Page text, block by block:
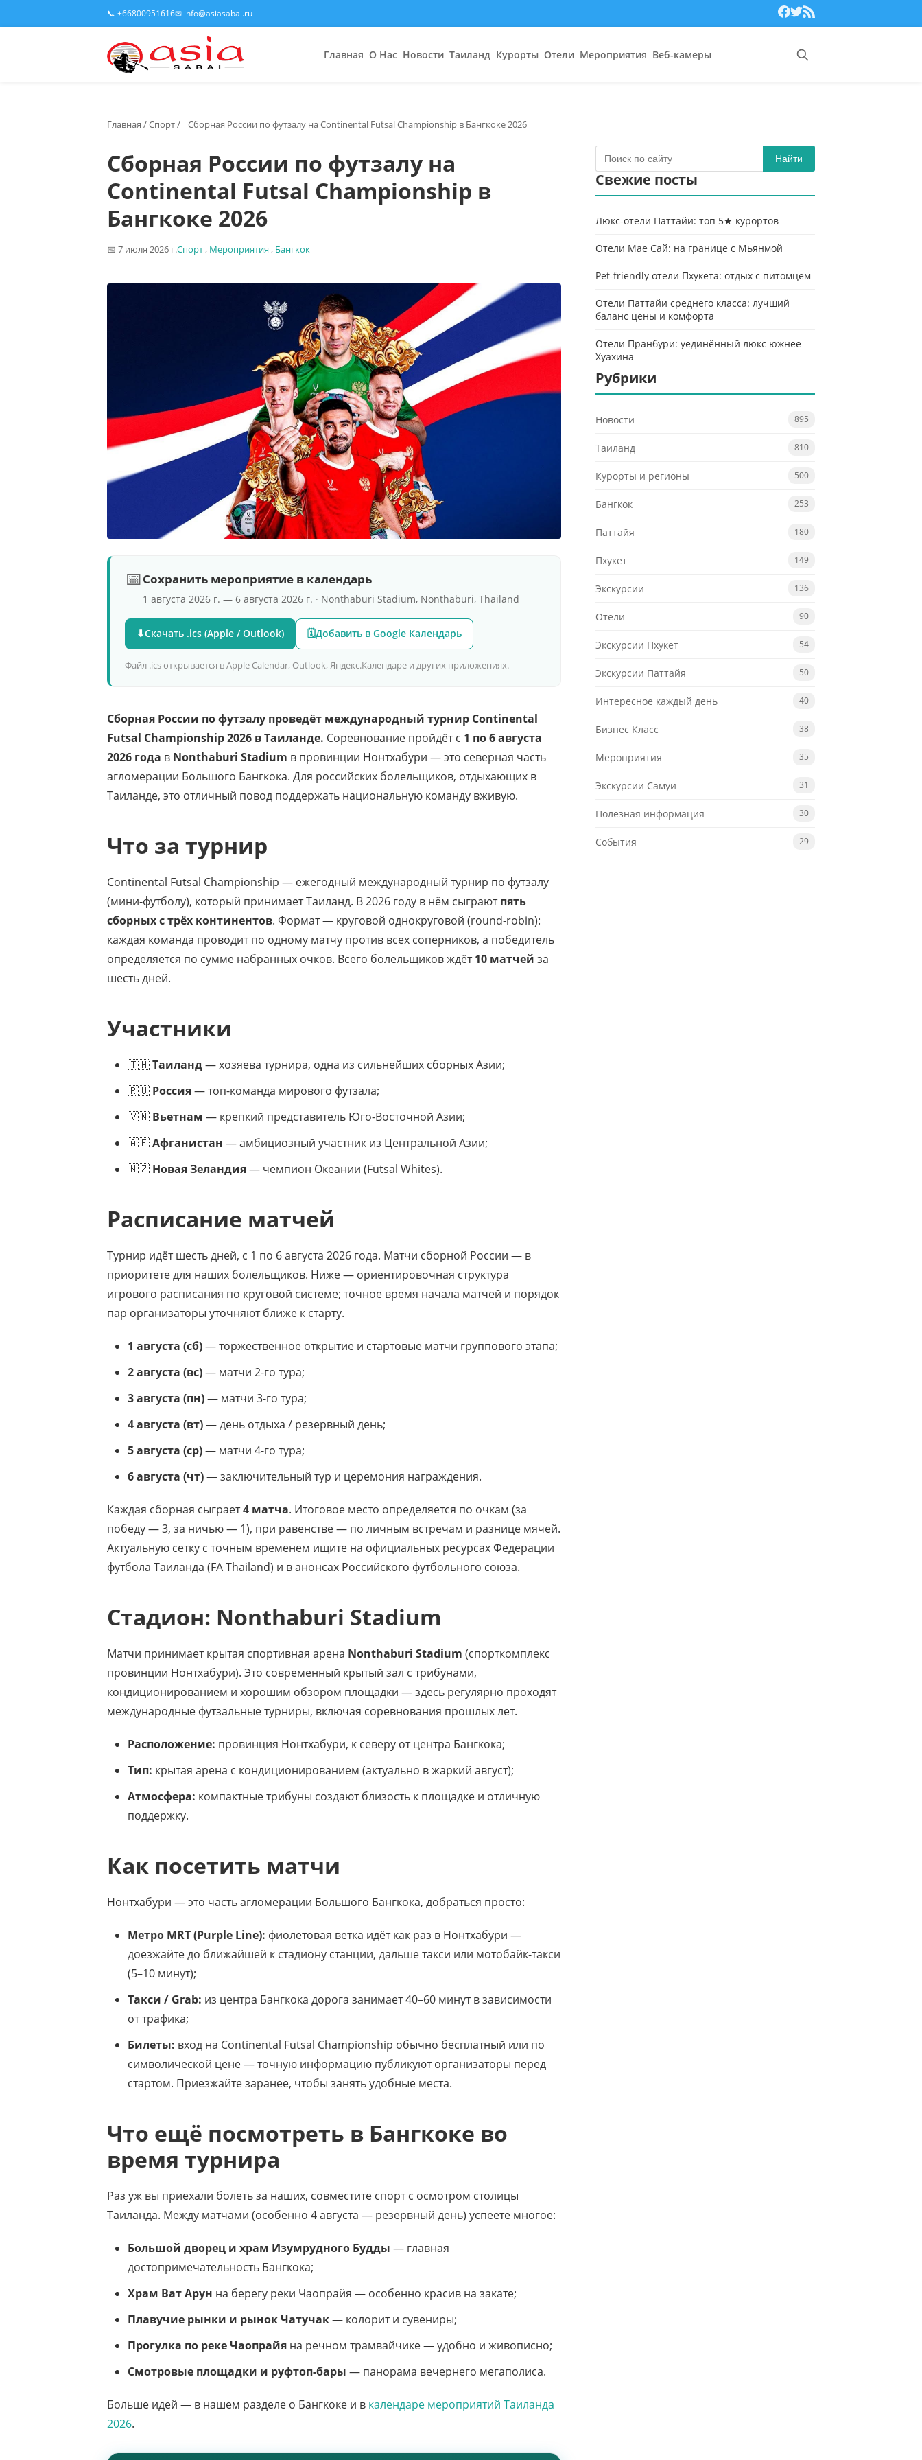
📞 +66800951616✉ info@asiasabai.ru
Главная О Нас Новости Таиланд Курорты Отели Мероприятия Веб-камеры
Главная /Спорт/ Сборная России по футзалу на Continental Futsal Championship в Бангкоке 2026
Сборная России по футзалу на
Continental Futsal Championship в
Бангкоке 2026
7 июля 2026 г.Спорт, Мероприятия , Бангкок
📅Сохранить мероприятие в календарь
1 августа 2026 г. — 6 августа 2026 г. · Nonthaburi Stadium, Nonthaburi, Thailand
⬇Скачать .ics (Apple / Outlook) 🗓Добавить в Google Календарь
Файл .ics открывается в Apple Calendar, Outlook, Яндекс.Календаре и других приложениях.
Сборная России по футзалу проведёт международный турнир Continental
Futsal Championship 2026 в Таиланде. Соревнование пройдёт с 1 по 6 августа
2026 года в Nonthaburi Stadium в провинции Нонтхабури — это северная часть
агломерации Большого Бангкока. Для российских болельщиков, отдыхающих в
Таиланде, это отличный повод поддержать национальную команду вживую.
Что за турнир
Continental Futsal Championship — ежегодный международный турнир по футзалу
(мини-футболу), который принимает Таиланд. В 2026 году в нём сыграютпять
сборных с трёх континентов. Формат — круговой однокруговой (round-robin):
каждая команда проводит по одному матчу против всех соперников, а победитель
определяется по сумме набранных очков. Всего болельщиков ждёт10 матчей за
шесть дней.
Участники
🇹🇭Таиланд— хозяева турнира, одна из сильнейших сборных Азии;
🇷🇺 Россия— топ-команда мирового футзала;
🇻🇳 Вьетнам — крепкий представитель Юго-Восточной Азии;
🇦🇫Афганистан — амбициозный участник из Центральной Азии;
🇳🇿 Новая Зеландия— чемпион Океании (Futsal Whites).
Расписание матчей
Турнир идёт шесть дней, с 1 по 6 августа 2026 года. Матчи сборной России — в
приоритете для наших болельщиков. Ниже — ориентировочная структура
игрового расписания по круговой системе; точное время начала матчей и порядок
пар организаторы уточняют ближе к старту.
1 августа (сб)— торжественное открытие и стартовые матчи группового этапа;
2 августа (вс)— матчи 2-го тура;
3 августа (пн)— матчи 3-го тура;
4 августа (вт)— день отдыха / резервный день;
5 августа (ср)— матчи 4-го тура;
6 августа (чт)— заключительный тур и церемония награждения.
Каждая сборная сыграет4 матча. Итоговое место определяется по очкам (за
победу — 3, за ничью — 1), при равенстве — по личным встречам и разнице мячей.
Актуальную сетку с точным временем ищите на официальных ресурсах Федерации
футбола Таиланда (FA Thailand) и в анонсах Российского футбольного союза.
Стадион: Nonthaburi Stadium
Матчи принимает крытая спортивная арена Nonthaburi Stadium (спорткомплекс
провинции Нонтхабури). Это современный крытый зал с трибунами,
кондиционированием и хорошим обзором площадки — здесь регулярно проходят
международные футзальные турниры, включая соревнования прошлых лет.
Расположение: провинция Нонтхабури, к северу от центра Бангкока;
Тип: крытая арена с кондиционированием (актуально в жаркий август);
Атмосфера: компактные трибуны создают близость к площадке и отличную
поддержку.
Как посетить матчи
Нонтхабури — это часть агломерации Большого Бангкока, добраться просто:
Метро MRT (Purple Line): фиолетовая ветка идёт как раз в Нонтхабури —
доезжайте до ближайшей к стадиону станции, дальше такси или мотобайк-такси
(5–10 минут);
Такси / Grab: из центра Бангкока дорога занимает 40–60 минут в зависимости
от трафика;
Билеты: вход на Continental Futsal Championship обычно бесплатный или по
символической цене — точную информацию публикуют организаторы перед
стартом. Приезжайте заранее, чтобы занять удобные места.
Что ещё посмотреть в Бангкоке во
время турнира
Раз уж вы приехали болеть за наших, совместите спорт с осмотром столицы
Таиланда. Между матчами (особенно 4 августа — резервный день) успеете многое:
Большой дворец и храм Изумрудного Будды — главная
достопримечательность Бангкока;
Храм Ват Арун на берегу реки Чаопрайя — особенно красив на закате;
Плавучие рынки и рынок Чатучак— колорит и сувениры;
Прогулка по реке Чаопрайя на речном трамвайчике — удобно и живописно;
Смотровые площадки и руфтоп-бары — панорама вечернего мегаполиса.
Больше идей — в нашем разделе о Бангкоке и в календаре мероприятий Таиланда
2026.
Найти
Свежие посты
Люкс-отели Паттайи: топ 5★ курортов
Отели Мае Сай: на границе с Мьянмой
Pet-friendly отели Пхукета: отдых с питомцем
Отели Паттайи среднего класса: лучший
баланс цены и комфорта
Отели Пранбури: уединённый люкс южнее
Хуахина
Рубрики
Новости 895
Таиланд 810
Курорты и регионы 500
Бангкок 253
Паттайя 180
Пхукет 149
Экскурсии 136
Отели 90
Экскурсии Пхукет 54
Экскурсии Паттайя 50
Интересное каждый день 40
Бизнес Класс 38
Мероприятия 35
Экскурсии Самуи 31
Полезная информация 30
События 29